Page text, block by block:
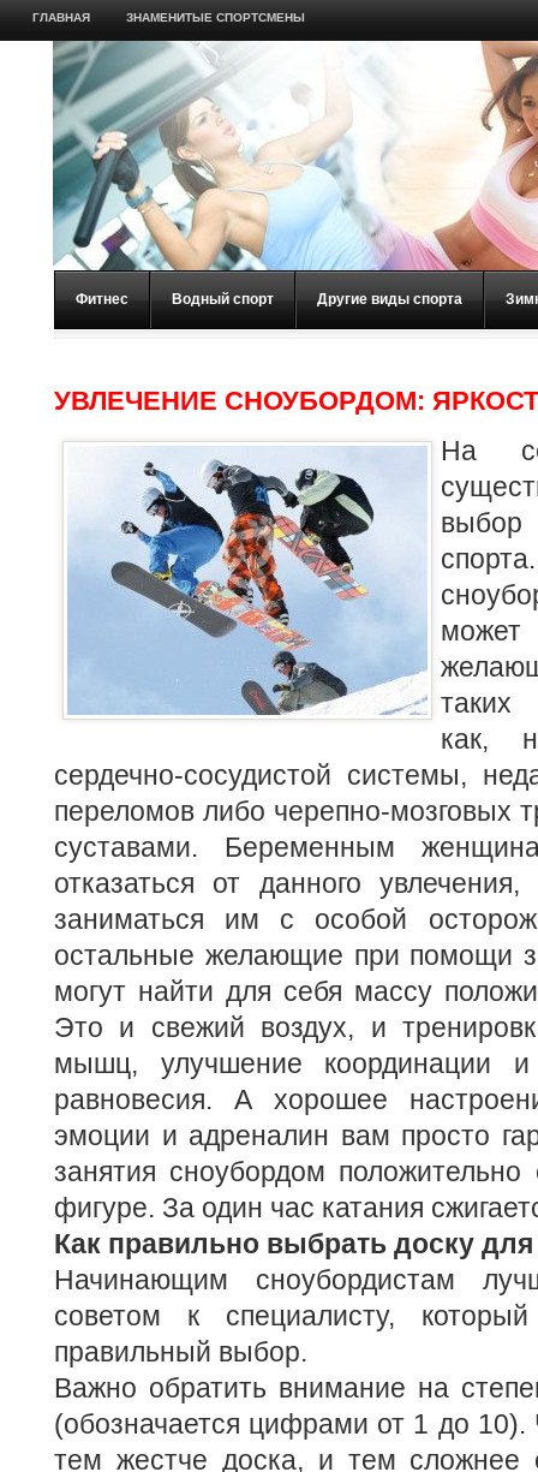
ГЛАВНАЯ ЗНАМЕНИТЫЕ СПОРТСМЕНЫ
Фитнес Водный спорт Другие виды спорта
УВЛЕЧЕНИЕ СНОУБОРДОМ:
На
таких
как,
сердечно-сосудистой системы,
переломов либо черепно-мозговых
суставами. Беременным
отказаться от данного
заниматься им с особой
остальные желающие при помощи
могут найти для себя массу
Это и свежий воздух, и
мышц, улучшение координации и
равновесия. А хорошее
эмоции и адреналин вам просто
занятия сноубордом
фигуре. За один час катания
Как правильно выбрать доску
Начинающим сноубордистам
советом к специалисту,
правильный выбор.
Важно обратить внимание на
(обозначается цифрами от 1 до
тем жестче доска, и тем сложнее